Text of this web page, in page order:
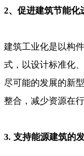
2、促进建筑节能化
建筑工业化是以构
式，以设计标准化
尽可能的发展的新
整合，减少资源在
3. 支持能源建筑的